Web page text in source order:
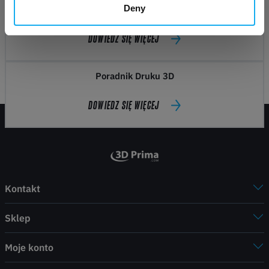
Deny
Przydatne wskazówki
DOWIEDZ SIĘ WIĘCEJ
Poradnik Druku 3D
DOWIEDZ SIĘ WIĘCEJ
Kontakt
Sklep
Moje konto